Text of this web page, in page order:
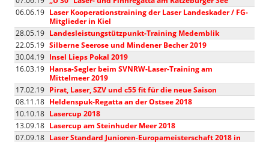
06.06.19 Laser Kooperationstraining der Laser Landeskader / FG-
Mitglieder in Kiel
28.05.19 Landesleistungstützpunkt-Training Medemblik
22.05.19 Silberne Seerose und Mindener Becher 2019
30.04.19 Insel Lieps Pokal 2019
16.03.19 Hansa-Segler beim SVNRW-Laser-Training am
Mittelmeer 2019
17.02.19 Pirat, Laser, SZV und c55 fit für die neue Saison
08.11.18 Heldenspuk-Regatta an der Ostsee 2018
10.10.18 Lasercup 2018
13.09.18 Lasercup am Steinhuder Meer 2018
07.09.18 Laser Standard Junioren-Europameisterschaft 2018 in